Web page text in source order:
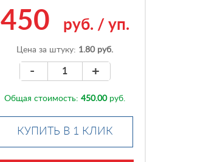
450 руб. / уп.
Цена за штуку: 1.80 руб.
- +
Общая стоимость:450.00руб.
КУПИТЬ В 1 КЛИК